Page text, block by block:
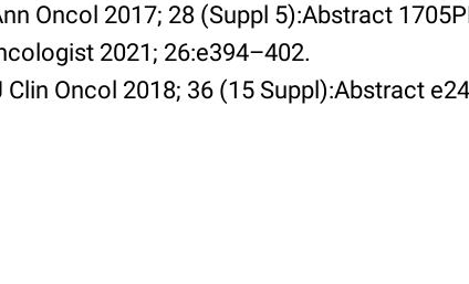
Oncol 2017; 28 (Suppl 5):Abstract
2021; 26:e394–402.
Clin Oncol 2018; 36 (15 Suppl):Abstract